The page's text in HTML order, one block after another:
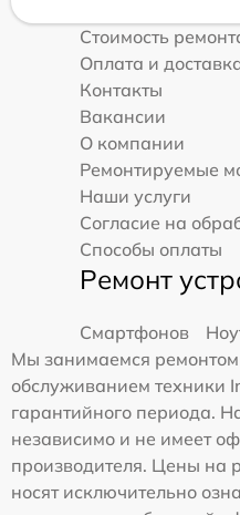
Стоимость
Оплата и
Контакты
Вакансии
О компании
Ремонтируемые
Наши услуги
Согласие на
Способы оплаты
Ремонт
Смартфонов
Мы занимаемся ремонтом
обслуживанием техники
гарантийного периода.
независимо и не имеет
производителя. Цены на
носят исключительно